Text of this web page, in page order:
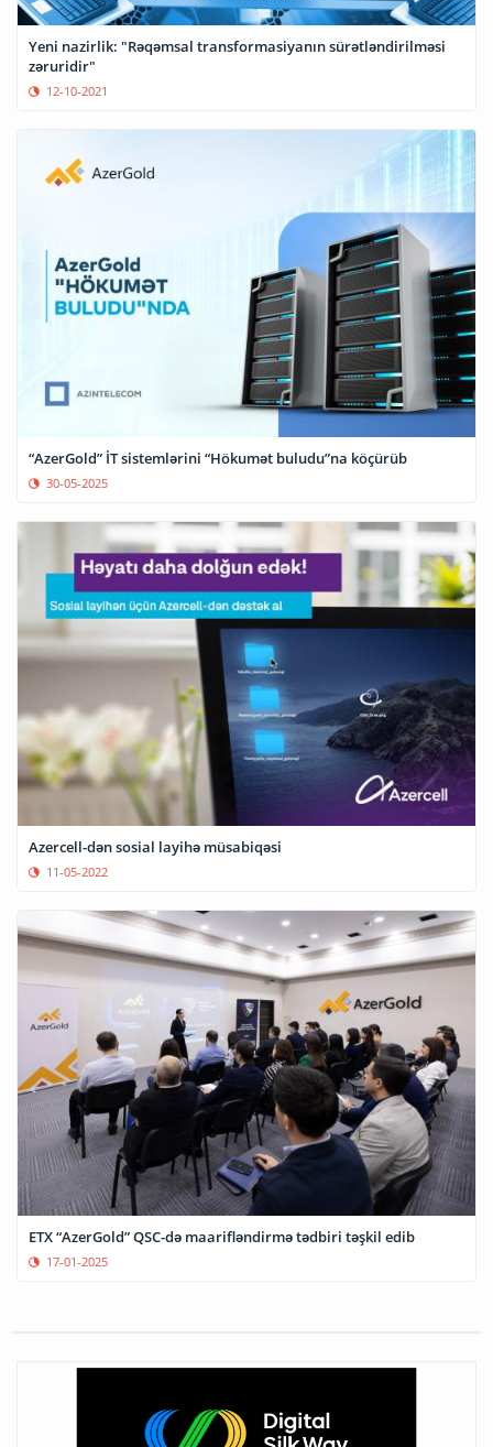
Yeni nazirlik: "Rəqəmsal transformasiyanın sürətləndirilməsi
zəruridir"
12-10-2021
“AzerGold” İT sistemlərini “Hökumət buludu”na köçürüb
30-05-2025
Azercell-dən sosial layihə müsabiqəsi
11-05-2022
ETX “AzerGold” QSC-də maarifləndirmə tədbiri təşkil edib
17-01-2025